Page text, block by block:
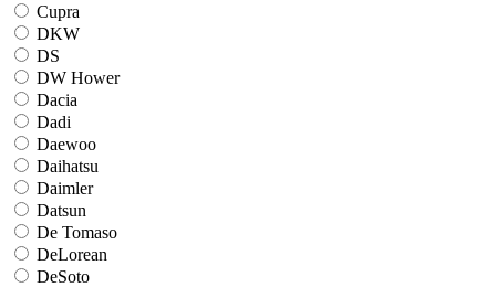
Cupra
DKW
DS
DW Hower
Dacia
Dadi
Daewoo
Daihatsu
Daimler
Datsun
De Tomaso
DeLorean
DeSoto